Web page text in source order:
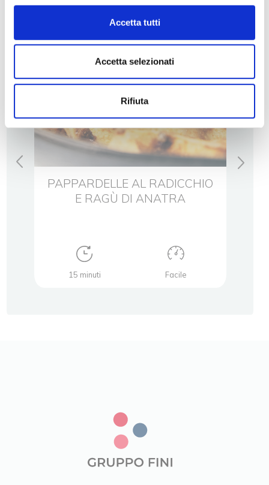
Accetta tutti
Accetta selezionati
Rifiuta
PAPPARDELLE AL RADICCHIO
E RAGÙ DI ANATRA
15 minuti Facile